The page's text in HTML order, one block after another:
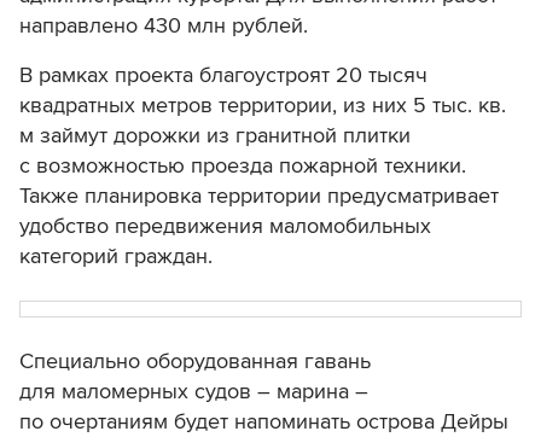
направлено 430 млн рублей.
В рамках проекта благоустроят 20 тысяч
квадратных метров территории, из них 5 тыс. кв.
м займут дорожки из гранитной плитки
с возможностью проезда пожарной техники.
Также планировка территории предусматривает
удобство передвижения маломобильных
категорий граждан.
Специально оборудованная гавань
для маломерных судов – марина –
по очертаниям будет напоминать острова Дейры